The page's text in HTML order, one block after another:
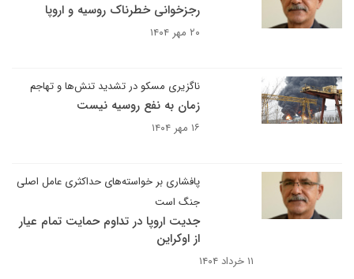
رجزخوانی خطرناک روسیه و اروپا
۲۰ مهر ۱۴۰۴
ناگزیری مسکو در تشدید تنش‌ها و تهاجم
زمان به نفع روسیه نیست
۱۶ مهر ۱۴۰۴
پافشاری بر خواسته‌های حداکثری عامل اصلی
جنگ است
جدیت اروپا در تداوم حمایت تمام عیار
از اوکراین
۱۱ خرداد ۱۴۰۴